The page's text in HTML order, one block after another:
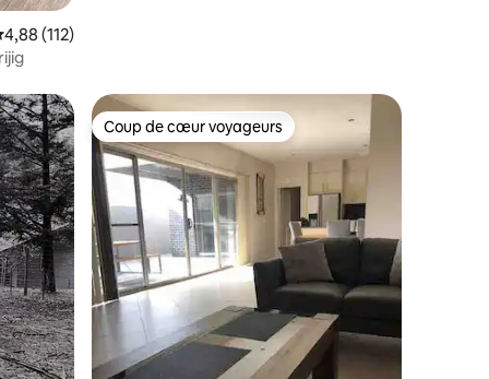
moyenne sur la base de 112 commentaires : 4,88 sur 5
4,88 (112)
: 5 sur 5
appréciés Coup de cœur voyageurs
Coup de cœur voyageurs